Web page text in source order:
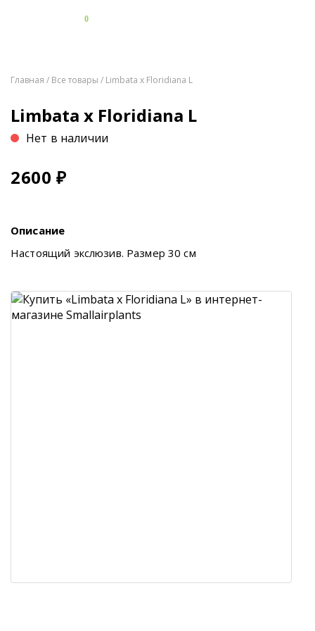
0
Главная / Все товары / Limbata x Floridiana L
Limbata x Floridiana L
Нет в наличии
2600 ₽
Описание
Настоящий экслюзив. Размер 30 см